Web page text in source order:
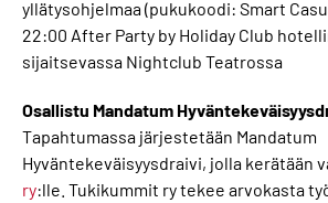
yllätysohjelmaa (pukukoodi: Smart
22:00 After Party by Holiday Club
sijaitsevassa Nightclub Teatrossa
Osallistu Mandatum
Tapahtumassa järjestetään Mandatum
Hyväntekeväisyysdraivi, jolla kerätään
ry:lle. Tukikummit ry tekee arvokasta